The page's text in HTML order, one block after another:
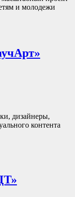
и молодежи
дизайнеры,
контента